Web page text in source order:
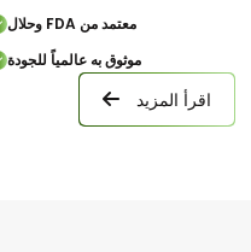
معتمد من FDA وحلال
موثوق به عالمياً للجودة
اقرأ المزيد